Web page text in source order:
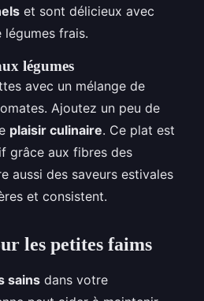
et sont délicieux avec
légumes frais.
légumes
avec un mélange de
Ajoutez un peu de
plaisir culinaire. Ce plat est
grâce aux fibres des
aussi des saveurs estivales
et consistent.
les petites faims
sains dans votre